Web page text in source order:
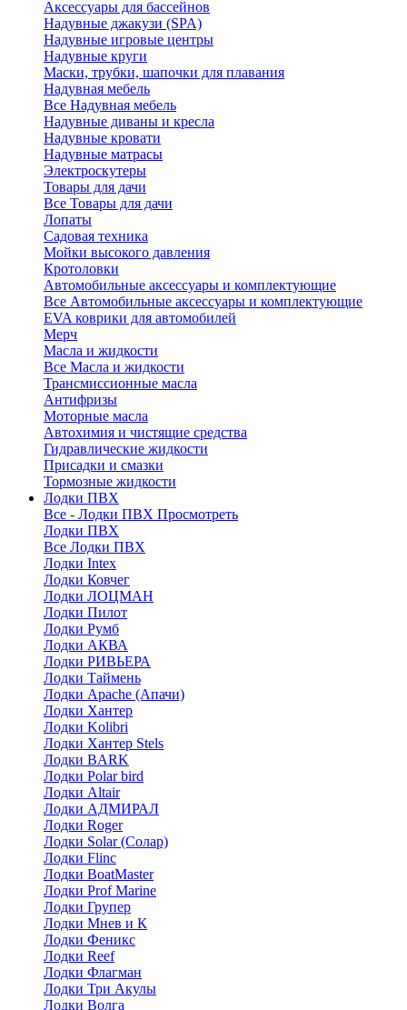
Аксессуары для бассейнов
Надувные джакузи (SPA)
Надувные игровые центры
Надувные круги
Маски, трубки, шапочки для плавания
Надувная мебель
Все Надувная мебель
Надувные диваны и кресла
Надувные кровати
Надувные матрасы
Электроскутеры
Товары для дачи
Все Товары для дачи
Лопаты
Садовая техника
Мойки высокого давления
Кротоловки
Автомобильные аксессуары и комплектующие
Все Автомобильные аксессуары и комплектующие
EVA коврики для автомобилей
Мерч
Масла и жидкости
Все Масла и жидкости
Трансмиссионные масла
Антифризы
Моторные масла
Автохимия и чистящие средства
Гидравлические жидкости
Присадки и смазки
Тормозные жидкости
Лодки ПВХ
Все - Лодки ПВХ Просмотреть
Лодки ПВХ
Все Лодки ПВХ
Лодки Intex
Лодки Ковчег
Лодки ЛОЦМАН
Лодки Пилот
Лодки Румб
Лодки АКВА
Лодки РИВЬЕРА
Лодки Таймень
Лодки Apache (Апачи)
Лодки Хантер
Лодки Kolibri
Лодки Хантер Stels
Лодки BARK
Лодки Polar bird
Лодки Altair
Лодки АДМИРАЛ
Лодки Roger
Лодки Solar (Солар)
Лодки Flinc
Лодки BoatMaster
Лодки Prof Marine
Лодки Групер
Лодки Мнев и К
Лодки Феникс
Лодки Reef
Лодки Флагман
Лодки Три Акулы
Лодки Волга